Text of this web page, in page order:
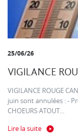
25/06/26
VIGILANCE
VIGILANCE ROUGE
juin sont annulées : -
CHOEURS ATOUT...
Lire la suite